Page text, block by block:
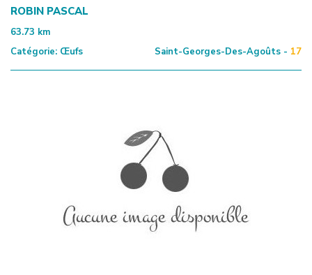
ROBIN PASCAL
63.73 km
Catégorie: Œufs Saint-Georges-Des-Agoûts - 17